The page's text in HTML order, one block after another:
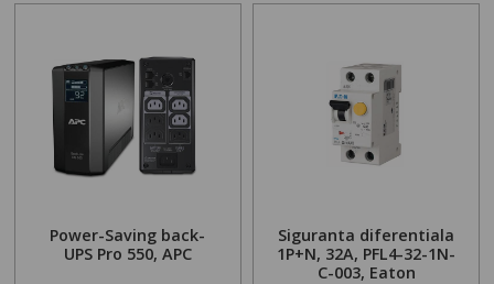
Power-Saving back-
UPS Pro 550, APC
Siguranta diferentiala
1P+N, 32A, PFL4-32-1N-
C-003, Eaton